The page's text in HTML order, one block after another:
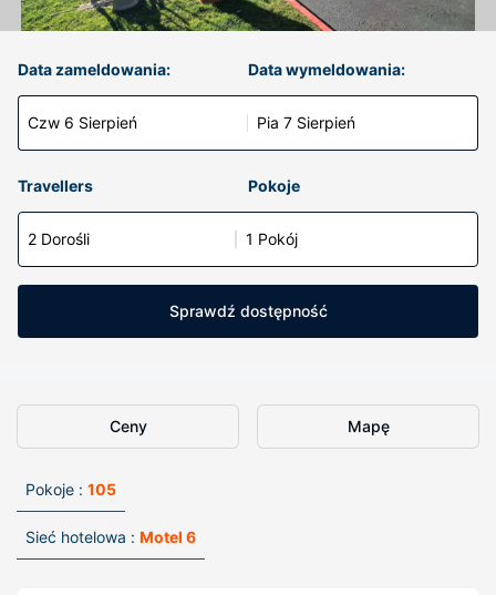
Data zameldowania:
Czw 6 Sierpień
Data wymeldowania:
Pia 7 Sierpień
Travellers Pokoje
2 Dorośli 1 Pokój
Sprawdź dostępność
Ceny Mapę
Pokoje : 105
Sieć hotelowa : Motel 6